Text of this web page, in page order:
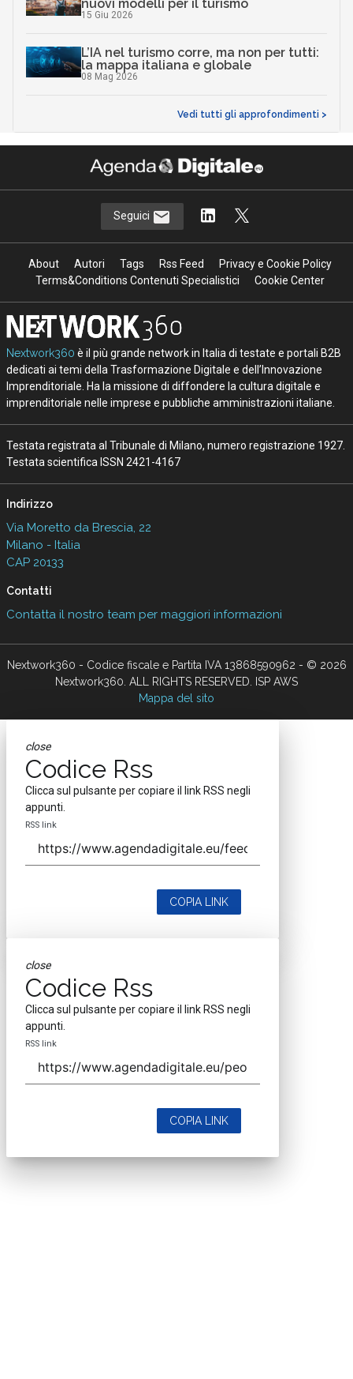
nuovi modelli per il turismo
15 Giu 2026
L’IA nel turismo corre, ma non per tutti:
la mappa italiana e globale
08 Mag 2026
Vedi tutti gli approfondimenti >
Seguici
About Autori Tags Rss Feed
Privacy e Cookie Policy
Terms&Conditions Contenuti Specialistici
Cookie Center
Nextwork360 è il più grande network in Italia di testate e portali B2B
dedicati ai temi della Trasformazione Digitale e dell’Innovazione
Imprenditoriale. Ha la missione di diffondere la cultura digitale e
imprenditoriale nelle imprese e pubbliche amministrazioni italiane.
Testata registrata al Tribunale di Milano, numero registrazione 1927.
Testata scientifica ISSN 2421-4167
Indirizzo
Via Moretto da Brescia, 22
Milano - Italia
CAP 20133
Contatti
Contatta il nostro team per maggiori informazioni
Nextwork360 - Codice fiscale e Partita IVA 13868590962 - © 2026
Nextwork360. ALL RIGHTS RESERVED. ISP AWS
Mappa del sito
close
Codice Rss
Clicca sul pulsante per copiare il link RSS negli
appunti.
RSS link
COPIA LINK
close
Codice Rss
Clicca sul pulsante per copiare il link RSS negli
appunti.
RSS link
COPIA LINK